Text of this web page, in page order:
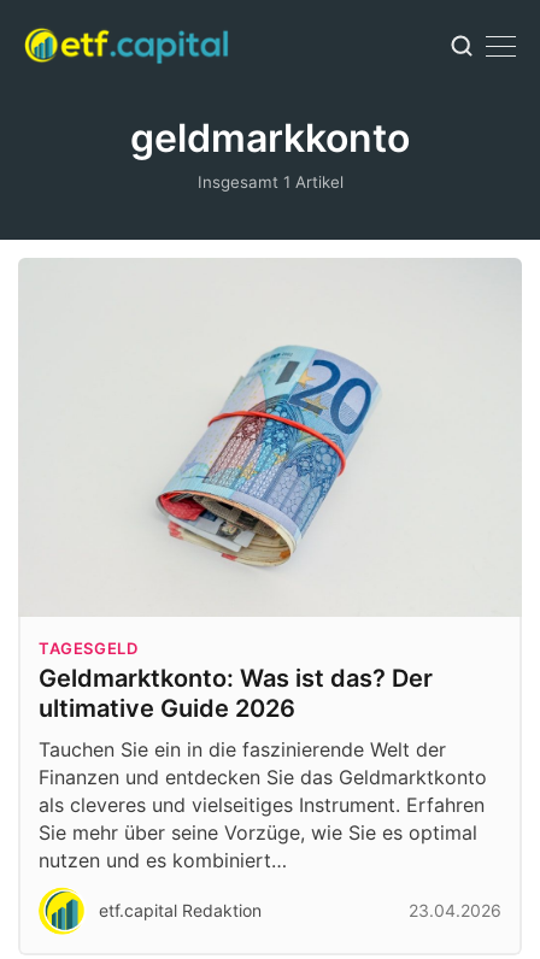
geldmarkkonto
Insgesamt 1 Artikel
TAGESGELD
Geldmarktkonto: Was ist das? Der
ultimative Guide 2026
Tauchen Sie ein in die faszinierende Welt der
Finanzen und entdecken Sie das Geldmarktkonto
als cleveres und vielseitiges Instrument. Erfahren
Sie mehr über seine Vorzüge, wie Sie es optimal
nutzen und es kombiniert…
etf.capital Redaktion 23.04.2026